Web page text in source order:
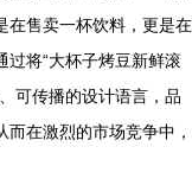
在售卖一杯饮料，更是在
过将“大杯子烤豆新鲜滚
可传播的设计语言，品
在激烈的市场竞争中，